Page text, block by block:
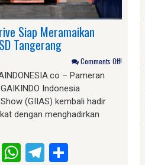
Siap Meramaikan
Tangerang
Comments Off!
– Pameran
Indonesia
(GIIAS) kembali hadir
dengan menghadirkan
Pinterest
WhatsApp
Telegram